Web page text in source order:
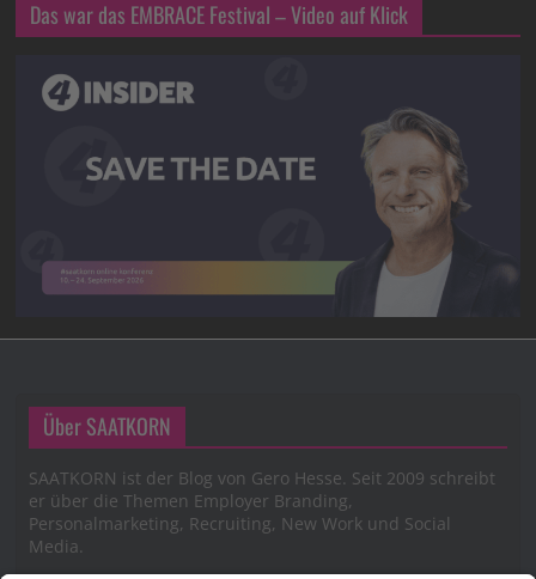
Das war das EMBRACE Festival – Video auf Klick
Über SAATKORN
SAATKORN ist der Blog von Gero Hesse. Seit 2009 schreibt
er über die Themen Employer Branding,
Personalmarketing, Recruiting, New Work und Social
Media.